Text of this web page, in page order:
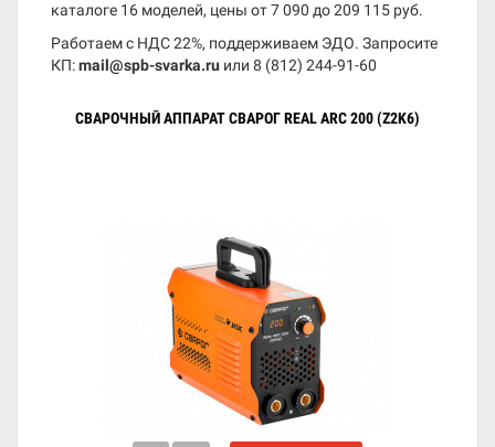
каталоге 16 моделей, цены от 7 090 до 209 115 руб.
Работаем с НДС 22%, поддерживаем ЭДО. Запросите
КП:mail@spb-svarka.ru или 8 (812) 244-91-60
СВАРОЧНЫЙ АППАРАТ СВАРОГ REAL ARC 200 (Z2K6)